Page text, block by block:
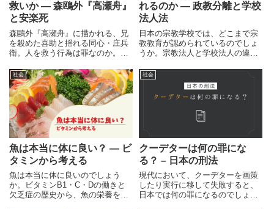
救いか ― 森鴎外『高瀬舟』
と安楽死
森鷗外『高瀬舟』に描かれる、兄
を殺めた喜助と揺れる同心・庄兵
衛。人を救う行為は罪なのか。安
この物語は何を問いかけるのか。
れるのか ― 政教分離と学校
法人法
日本の宗教学校では、どこまで宗
教教育が認められているのでしょ
うか。宗教法人と学校法人の違
限、政教分離との関係など、宗教
系学校を巡る法制度を分かりやす
く整理します。
社会
魚は本当に体に良い？ ― ビ
タミンから考える
魚は本当に体に良いのでしょう
か。ビタミンB1・C・Dの働きと
欠乏症の歴史から、魚の栄養を再
社会
クーデターは何の罪にな
る？ – 日本の刑法
現代において、クーデターを画策
したり実行に移して失敗すると、
日本では何の罪になるのでしょう